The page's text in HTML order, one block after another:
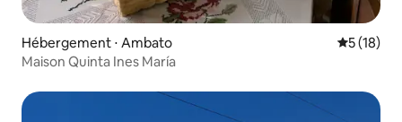
Hébergement ⋅ Ambato
5 (18)
Maison Quinta Ines María